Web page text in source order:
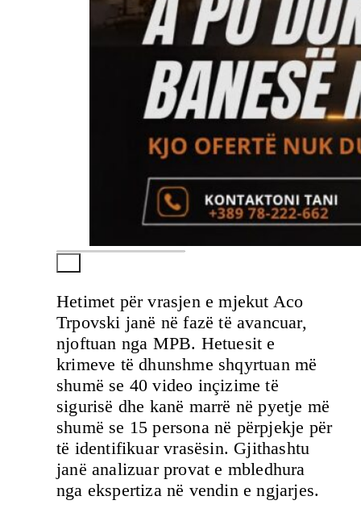
Hetimet për vrasjen e mjekut Aco
Trpovski janë në fazë të avancuar,
njoftuan nga MPB. Hetuesit e
krimeve të dhunshme shqyrtuan më
shumë se 40 video inçizime të
sigurisë dhe kanë marrë në pyetje më
shumë se 15 persona në përpjekje për
të identifikuar vrasësin. Gjithashtu
janë analizuar provat e mbledhura
nga ekspertiza në vendin e ngjarjes.